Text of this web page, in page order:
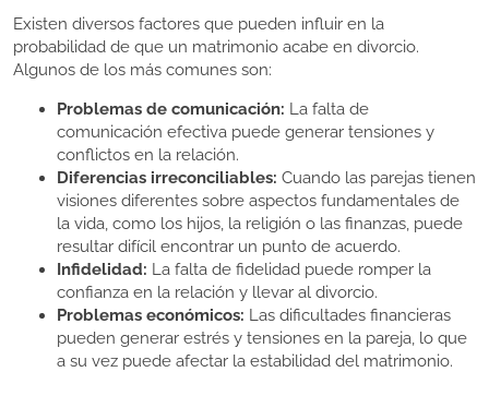
Existen diversos factores que pueden influir en la
probabilidad de que un matrimonio acabe en divorcio.
Algunos de los más comunes son:
Problemas de comunicación: La falta de
comunicación efectiva puede generar tensiones y
conflictos en la relación.
Diferencias irreconciliables: Cuando las parejas tienen
visiones diferentes sobre aspectos fundamentales de
la vida, como los hijos, la religión o las finanzas, puede
resultar difícil encontrar un punto de acuerdo.
Infidelidad: La falta de fidelidad puede romper la
confianza en la relación y llevar al divorcio.
Problemas económicos: Las dificultades financieras
pueden generar estrés y tensiones en la pareja, lo que
a su vez puede afectar la estabilidad del matrimonio.